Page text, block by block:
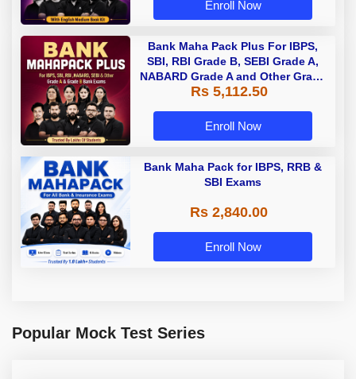
Enroll Now
Bank Maha Pack Plus For IBPS,
SBI, RBI Grade B, SEBI Grade A,
NABARD Grade A and Other Grade
A & Grade B Bank Exams
Rs 5,112.50
Enroll Now
Bank Maha Pack for IBPS, RRB &
SBI Exams
Rs 2,840.00
Enroll Now
Popular Mock Test Series